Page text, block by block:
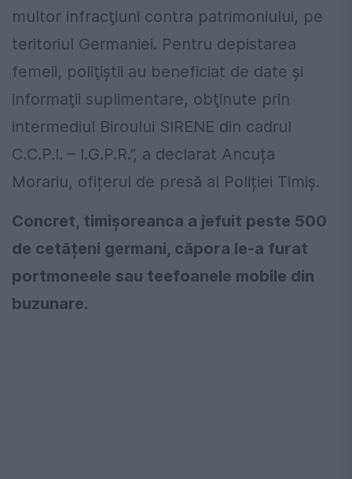
multor infracţiuni contra patrimoniului, pe
teritoriul Germaniei. Pentru depistarea
femeii, poliţiştii au beneficiat de date şi
informaţii suplimentare, obţinute prin
intermediul Biroului SIRENE din cadrul
C.C.P.I. – I.G.P.R.”, a declarat Ancuța
Morariu, ofițerul de presă al Poliției Timiș.
Concret, timișoreanca a jefuit peste 500
de cetățeni germani, căpora le-a furat
portmoneele sau teefoanele mobile din
buzunare.